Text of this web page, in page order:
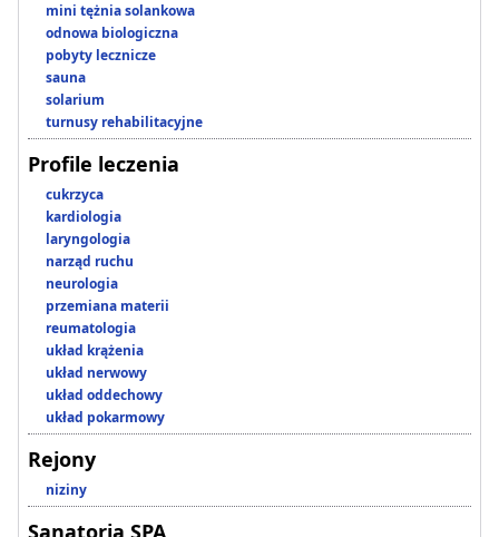
mini tężnia solankowa
odnowa biologiczna
pobyty lecznicze
sauna
solarium
turnusy rehabilitacyjne
Profile leczenia
cukrzyca
kardiologia
laryngologia
narząd ruchu
neurologia
przemiana materii
reumatologia
układ krążenia
układ nerwowy
układ oddechowy
układ pokarmowy
Rejony
niziny
Sanatoria SPA